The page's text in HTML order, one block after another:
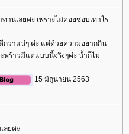
นเลยค่ะ เพราะไม่ค่อยชอบเท่าไร
ว่าแน่ๆ ค่ะ แต่ด้วยความอยากกิน
พร้าวมีแต่แบบนี้จริงๆค่ะ น้ำก็ไม่
15 มิถุนายน 2563
ลยค่ะ